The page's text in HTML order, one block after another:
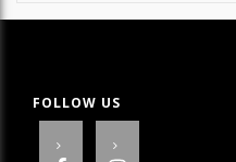
FOLLOW US